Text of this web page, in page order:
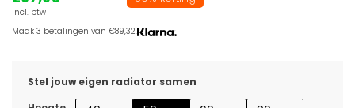
Incl. btw
Maak 3 betalingen van €89,32.
Stel jouw eigen radiator samen